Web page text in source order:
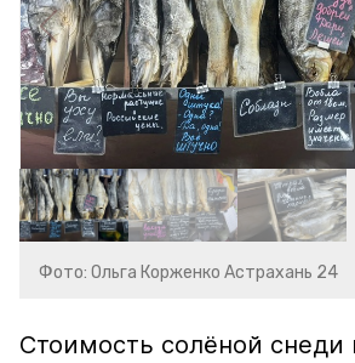
Фото: Ольга Корженко Астрахань 24
Стоимость солёной снеди